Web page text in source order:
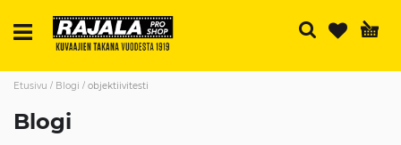
Etusivu Blogi objektiivitesti
Blogi